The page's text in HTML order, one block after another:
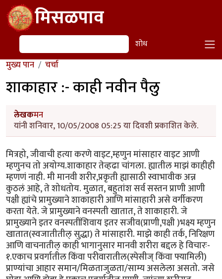
Skip to main contentमिसळपाव
शोध शोध
मुख्य पान चर्चा
शाकाहार :- काही नवीन पैलु
लेखकमन
यांनी शनिवार, 10/05/2008 05:25 या दिवशी प्रकाशित केले.
मित्रहो, जीवाची हत्या करणे वाइट,म्हणुन मांसाहार वाइट आणी
म्हणुनच तो अयोग्य.शाकाहार तेव्हढा चांगला. ह्यातील माझं काहीही
म्हणणं नाही. मी मानवी शरीर,प्रकृती ह्यासाठी स्वाभावीक अन्न
कुठलं आहे, ते शोधतोय. मुळात, बहुतांश सर्व सस्तन प्राणी आणी
पक्षी ह्यांचे प्रामुख्याने शाकाहारी आणि मांसाहारी असे वर्गीकरण
करता येते. जे प्रामुख्याने वनस्पती खातात, ते शाकाहारी. जे
प्रामुख्याने इतर वनस्पतींशिवाय इतर सजीव(प्राणी,पक्षी )भक्ष्य म्हणुन
खातात(स्वजातीतील् सुद्धा) ते मांसाहारी. माझे काही तर्क, निरिक्षण
आणि वाचनातील् काही भागानुसार मानवी शरीरा बद्दल हे विचारः-
१.एकाच प्रवर्गातील किंवा परीवारातील(स्पेसीज् किंवा फ्यामिली)
प्राण्यांचा आहार समान/मिळताजुळता/साम्य असलेला असतो. जसे